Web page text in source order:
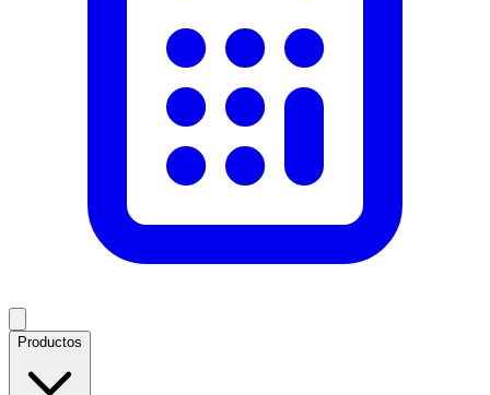
Productos